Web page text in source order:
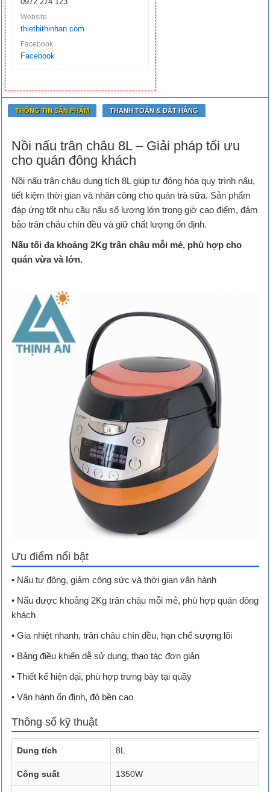
Website
thietbithinhan.com
Facebook
Facebook
THÔNG TIN SẢN PHẨM THANH TOÁN & ĐẶT HÀNG
Nồi nấu trân châu 8L – Giải pháp tối ưu
cho quán đông khách
Nồi nấu trân châu dung tích 8L giúp tự động hóa quy trình nấu,
tiết kiệm thời gian và nhân công cho quán trà sữa. Sản phẩm
đáp ứng tốt nhu cầu nấu số lượng lớn trong giờ cao điểm, đảm
bảo trân châu chín đều và giữ chất lượng ổn định.
Nấu tối đa khoảng 2Kg trân châu mỗi mẻ, phù hợp cho
quán vừa và lớn.
Ưu điểm nổi bật
• Nấu tự động, giảm công sức và thời gian vận hành
• Nấu được khoảng 2Kg trân châu mỗi mẻ, phù hợp quán đông
khách
• Gia nhiệt nhanh, trân châu chín đều, hạn chế sượng lõi
• Bảng điều khiển dễ sử dụng, thao tác đơn giản
• Thiết kế hiện đại, phù hợp trưng bày tại quầy
• Vận hành ổn định, độ bền cao
Thông số kỹ thuật
Dung tích 8L
Công suất 1350W